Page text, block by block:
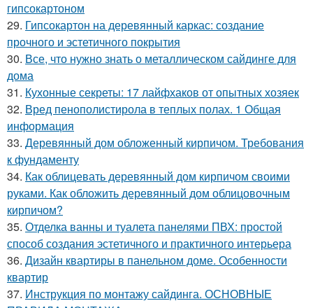
гипсокартоном
29. Гипсокартон на деревянный каркас: создание
прочного и эстетичного покрытия
30. Все, что нужно знать о металлическом сайдинге для
дома
31. Кухонные секреты: 17 лайфхаков от опытных хозяек
32. Вред пенополистирола в теплых полах. 1 Общая
информация
33. Деревянный дом обложенный кирпичом. Требования
к фундаменту
34. Как облицевать деревянный дом кирпичом своими
руками. Как обложить деревянный дом облицовочным
кирпичом?
35. Отделка ванны и туалета панелями ПВХ: простой
способ создания эстетичного и практичного интерьера
36. Дизайн квартиры в панельном доме. Особенности
квартир
37. Инструкция по монтажу сайдинга. ОСНОВНЫЕ